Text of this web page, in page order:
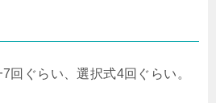
回ぐらい、選択式4回ぐらい。